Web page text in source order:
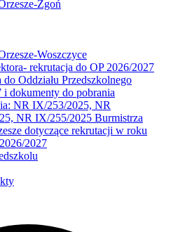
Zgoń
Woszczyce
rekrutacja do OP 2026/2027
do Oddziału Przedszkolnego
i dokumenty do pobrania
NR IX/253/2025, NR
NR IX/255/2025 Burmistrza
dotyczące rekrutacji w roku
2027